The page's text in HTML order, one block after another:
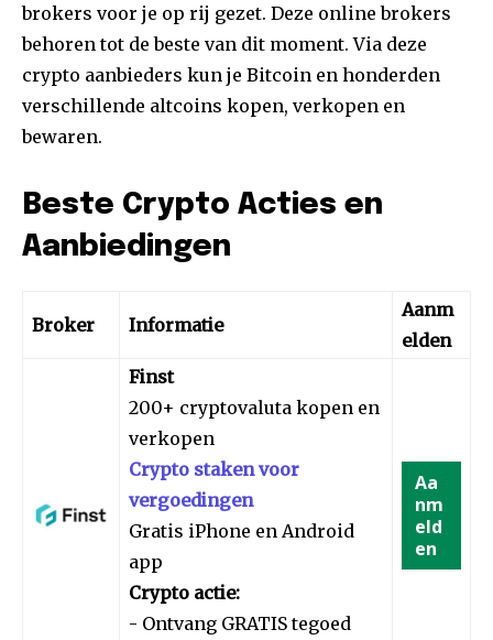
brokers voor je op rij gezet. Deze online brokers
behoren tot de beste van dit moment. Via deze
crypto aanbieders kun je Bitcoin en honderden
verschillende altcoins kopen, verkopen en
bewaren.
Beste Crypto Acties en
Aanbiedingen
Broker Informatie
Aanm
elden
Finst
200+ cryptovaluta kopen en
verkopen
Crypto staken voor
vergoedingen
Gratis iPhone en Android
app
Crypto actie:
- Ontvang GRATIS tegoed
Aa
nm
eld
en